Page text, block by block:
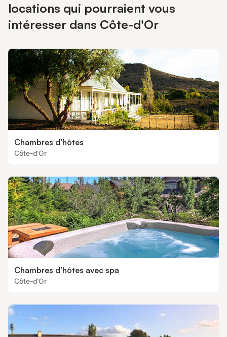
locations qui pourraient vous
intéresser dans Côte-d'Or
Chambres d’hôtes
Côte-d'Or
Chambres d’hôtes avec spa
Côte-d'Or